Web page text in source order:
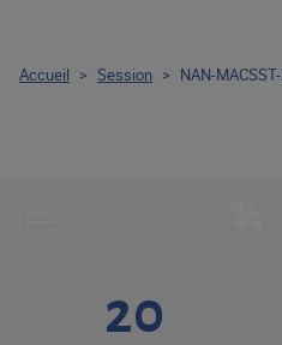
20
Accueil > Session > NAN-